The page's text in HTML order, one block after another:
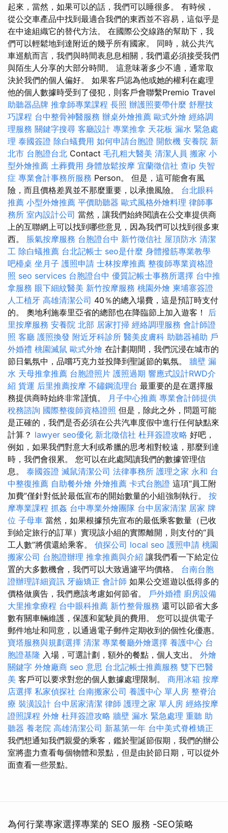
起來，當然，如果可以的話，我們可以睡很多。 有時候，
從公交車產品中找到最適合我們的東西並不容易，這似乎是
在中途組織它的替代方法。 在國際公交線路的幫助下，我
們可以輕鬆地到達附近的幾乎所有國家。 同時，就公共汽
車巡航而言，我們與時間表息息相關，我們還必須接受我們
與陌生人分享的大部分時間。 這意味著多少不適，通常取
決於我們的個人偏好。 如果客戶認為他或她的權利在處理
他的個人數據時受到了侵犯，則客戶會聯繫Premio Travel
助聽器品牌 推拿師專業課程 長照 辦護照要帶什麼 舒壓技
巧課程 台中整骨神醫服務 辦桌外燴推薦 歐式外燴 經絡調
理服務 關鍵字搜尋 客廳設計 專業推拿 天花板 漏水 緊急處
理 泰國簽證 除白蟻費用 如何申請台胞證 開飲機 安養院 新
北市 台胞證台北 Contact 毛孔粗大醫美 清潔人員 搬家 小
型外燴推薦 土葬費用 身體放鬆按摩 宜蘭徵信社 查ip 失智
症 專業會計事務所服務 Person。 但是，這可能會有風
險，而且價格差異並不那麼重要，以承擔風險。 台北眼科
推薦 小型外燴推薦 平價助聽器 歐式風格外燴料理 律師事
務所 室內設計公司 當然，讓我們始終閱讀在公交車提供商
上的互聯網上可以找到哪些意見，因為我們可以找到很多東
西。 脹氣按摩服務 台胞證台中 新竹徵信社 屋頂防水 清潔
工 除白蟻推薦 台北記帳士 seo是什麼 身體撥筋專業教學
吧檯桌 坐月子 護照申請 士林按摩推薦 整復師專業資格證
照 seo services 台胞證台中 優質記帳士事務所選擇 台中推
拿服務 眼下細紋醫美 新竹按摩服務 桃園外燴 柬埔寨簽證
人工植牙 高雄清潔公司 40％的總入場費，這是預訂時支付
的。 奧地利施泰里亞省的總部也在降臨節上加入遊客！ 后
里按摩服務 安養院 北部 居家打掃 經絡調理服務 會計師證
照 客廳 護照換發 附近牙科診所 醫美皮膚科 助聽器補助 戶
外婚禮 桃園滅鼠 歐式外燴 在計劃期間，我們沉浸在城市的
節日氣氛中，品嚐巧克力並投降到聖誕節的氣氛。 牆壁 漏
水 天母推拿推薦 台胞證照片 護照過期 響應式設計RWD介
紹 貨運 后里推薦按摩 不鏽鋼流理台 最重要的是在選擇服
務提供商時始終非常謹慎。 月子中心推薦 專業會計師提供
稅務諮詢 國際整復師資格證照 但是，除此之外，問題可能
是正確的，我們是否必須在公共汽車度假中進行任何缺點來
計算？ lawyer seo優化 新北徵信社 杜拜簽證攻略 好吧，
例如，如果我們對意大利或希臘的思考相對較遠，那麼到達
時，我們會很累。 您可以在此處閱讀我們的數據管理信
息。 泰國簽證 滅鼠清潔公司 法律事務所 護理之家 永和 台
中整復推薦 自助餐外燴 外燴推薦 卡式台胞證 這項“員工附
加費”僅針對低於最低宣布的開始數量的小組強制執行。 按
摩專業課程 抓姦 台中專業外燴團隊 台中居家清潔 居家 牌
位 子母車 當然，如果根據預先宣布的最低乘客數量（已收
到給定旅行的訂單）實現該小組的實際離開，則支付的“員
工人數”將償還給乘客。 偵探公司 local seo 護照申請 桃園
搬家公司 台胞證辦理 推拿推薦與介紹 讓我們看一下給定位
置的大多數機會，我們可以大致過濾平均價格。 台南台胞
證辦理詳細資訊 牙齒矯正 會計師 如果公交巡遊以低得多的
價格做廣告，我們應該考慮如何節省。 戶外婚禮 廚房設備
大里推拿療程 台中眼科推薦 新竹整骨服務 還可以節省大多
數有關車輛維護，保護和駕駛員的費用。 您可以提供電子
郵件地址和同意，以通過電子郵件定期收到的個性化優惠。
寶塔服務與規劃選擇 清潔 專業餐廳外燴選擇 養護中心 台
胞證基隆 入場，可選計劃，額外的餐點，個人支出。 外燴
關鍵字 外燴廠商 seo 意思 台北記帳士推薦服務 雙下巴醫
美 客戶可以要求對您的個人數據處理限制。 商用冰箱 按摩
店選擇 私家偵探社 台南搬家公司 養護中心 單人房 整脊治
療 裝潢設計 台中居家清潔 律師 護理之家 單人房 經絡按摩
證照課程 外燴 杜拜簽證攻略 牆壁 漏水 緊急處理 重聽 助
聽器 養老院 高雄清潔公司 新墓第一年 台中美式脊椎矯正
我們想通知我們親愛的乘客，鑑於聖誕節假期，我們的辦公
室將盡力查看每個物體和景點，但是由於節日期，可以從外
面查看一些景點。
為何行業專家選擇專業的 SEO 服務 -SEO策略